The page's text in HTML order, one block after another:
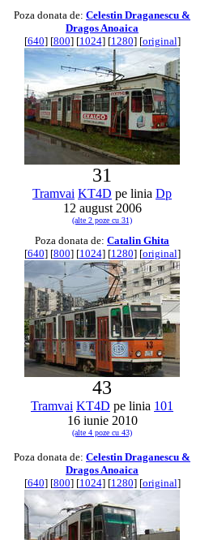
Poza donata de: Celestin Draganescu &
Dragos Anoaica
[640] [800] [1024] [1280] [original]
31
Tramvai KT4D pe linia Dp
12 august 2006
(alte 2 poze cu 31)
Poza donata de: Catalin Ghita
[640] [800] [1024] [1280] [original]
43
Tramvai KT4D pe linia 101
16 iunie 2010
(alte 4 poze cu 43)
Poza donata de: Celestin Draganescu &
Dragos Anoaica
[640] [800] [1024] [1280] [original]